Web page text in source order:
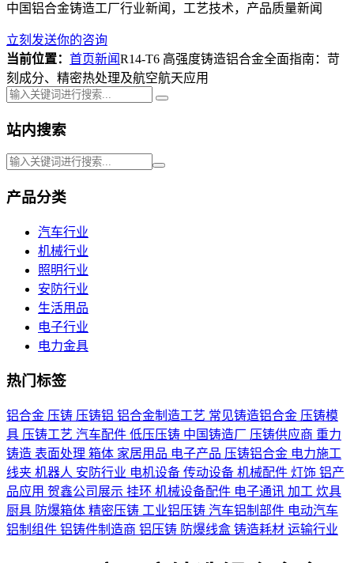
中国铝合金铸造工厂行业新闻，工艺技术，产品质量新闻
立刻发送你的咨询
当前位置： 首页新闻R14-T6 高强度铸造铝合金全面指南：苛
刻成分、精密热处理及航空航天应用
站内搜索
产品分类
汽车行业
机械行业
照明行业
安防行业
生活用品
电子行业
电力金具
热门标签
铝合金 压铸 压铸铝 铝合金制造工艺 常见铸造铝合金 压铸模
具 压铸工艺 汽车配件 低压压铸 中国铸造厂 压铸供应商 重力
铸造 表面处理 箱体 家居用品 电子产品 压铸铝合金 电力施工
线夹 机器人 安防行业 电机设备 传动设备 机械配件 灯饰 铝产
品应用 贺鑫公司展示 挂环 机械设备配件 电子通讯 加工 炊具
厨具 防爆箱体 精密压铸 工业铝压铸 汽车铝制部件 电动汽车
铝制组件 铝铸件制造商 铝压铸 防爆线盒 铸造耗材 运输行业